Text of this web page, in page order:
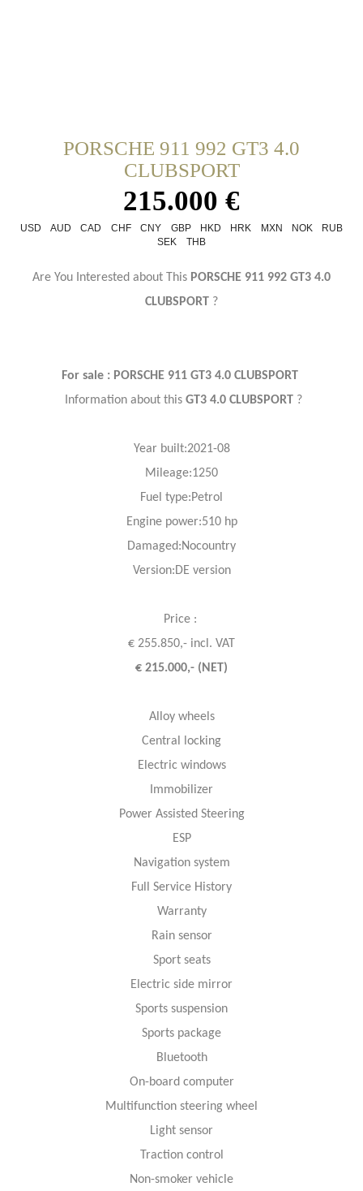
PORSCHE 911 992 GT3 4.0
CLUBSPORT
215.000 €
USD AUD CAD CHF CNY GBP HKD HRK MXN NOK
RUB
SEK
THB
Are You Interested about This PORSCHE 911 992 GT3 4.0
CLUBSPORT ?
For sale : PORSCHE 911 GT3 4.0 CLUBSPORT
Information about this GT3 4.0 CLUBSPORT?
Year built:2021-08
Mileage:1250
Fuel type:Petrol
Engine power:510 hp
Damaged:Nocountry
Version:DE version
Price :
€ 255.850,- incl. VAT
€ 215.000,- (NET)
Alloy wheels
Central locking
Electric windows
Immobilizer
Power Assisted Steering
ESP
Navigation system
Full Service History
Warranty
Rain sensor
Sport seats
Electric side mirror
Sports suspension
Sports package
Bluetooth
On-board computer
Multifunction steering wheel
Light sensor
Traction control
Non-smoker vehicle